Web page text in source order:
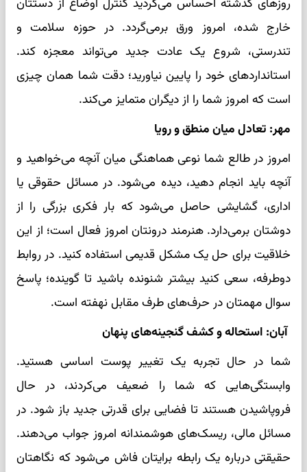
روزهای گذشته احساس می‌کردید کنترل اوضاع از دستتان
خارج شده، امروز ورق برمی‌گردد. در حوزه سلامت و
تندرستی، شروع یک عادت جدید می‌تواند معجزه کند.
استانداردهای خود را پایین نیاورید؛ دقت شما همان چیزی
است که امروز شما را از دیگران متمایز می‌کند.
مهر: تعادل میان منطق و رویا
امروز در طالع شما نوعی هماهنگی میان آنچه می‌خواهید و
آنچه باید انجام دهید، دیده می‌شود. در مسائل حقوقی یا
اداری، گشایشی حاصل می‌شود که بار فکری بزرگی را از
دوشتان برمی‌دارد. هنرمند درونتان امروز فعال است؛ از این
خلاقیت برای حل یک مشکل قدیمی استفاده کنید. در روابط
دوطرفه، سعی کنید بیشتر شنونده باشید تا گوینده؛ پاسخ
سوال مهمتان در حرف‌های طرف مقابل نهفته است.
آبان: استحاله و کشف گنجینه‌های پنهان
شما در حال تجربه یک تغییر پوست اساسی هستید.
وابستگی‌هایی که شما را ضعیف می‌کردند، در حال
فروپاشیدن هستند تا فضایی برای قدرتی جدید باز شود. در
مسائل مالی، ریسک‌های هوشمندانه امروز جواب می‌دهند.
حقیقتی درباره یک رابطه برایتان فاش می‌شود که نگاهتان